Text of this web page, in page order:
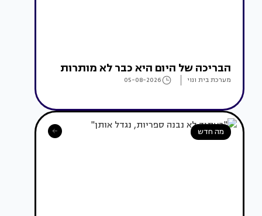
הבריכה של היום היא כבר לא מותרות
מערכת בית ונוי 05-08-2026
מה חדש